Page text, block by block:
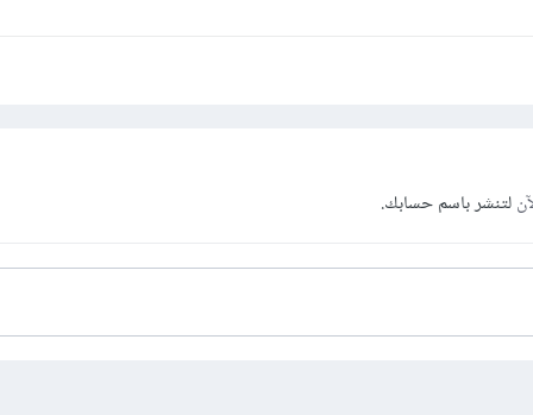
لتنشر باسم حسابك.